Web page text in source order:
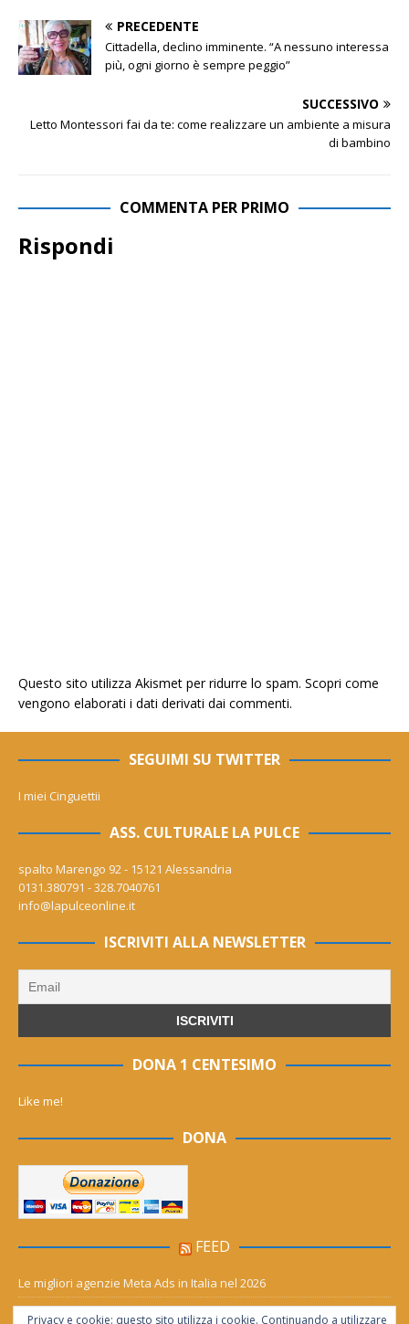
PRECEDENTE
Cittadella, declino imminente. “A nessuno interessa
più, ogni giorno è sempre peggio”
SUCCESSIVO
Letto Montessori fai da te: come realizzare un ambiente a misura
di bambino
COMMENTA PER PRIMO
Rispondi
Questo sito utilizza Akismet per ridurre lo spam. Scopri come
vengono elaborati i dati derivati dai commenti.
SEGUIMI SU TWITTER
I miei Cinguettii
ASS. CULTURALE LA PULCE
spalto Marengo 92 - 15121 Alessandria
0131.380791 - 328.7040761
info@lapulceonline.it
ISCRIVITI ALLA NEWSLETTER
DONA 1 CENTESIMO
Like me!
DONA
FEED
Le migliori agenzie Meta Ads in Italia nel 2026
Aia Syensqo, il rinnovo divide: stop al cC6O4 dal 2027, ma i comitati
Privacy e cookie: questo sito utilizza i cookie. Continuando a utilizzare